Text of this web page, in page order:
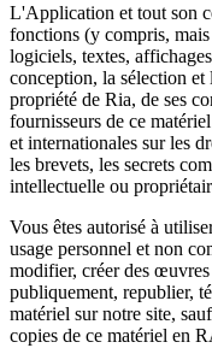
L'Application et tout son
fonctions (y compris,
logiciels, textes,
conception, la sélection
propriété de Ria, de ses
fournisseurs de ce
et internationales sur les
les brevets, les secrets
intellectuelle ou
Vous êtes autorisé à
usage personnel et non
modifier, créer des
publiquement, republier,
matériel sur notre site,
copies de ce matériel en